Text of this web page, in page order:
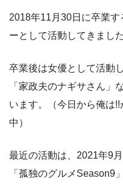
2018年11月30日に卒業
ーとして活動してきました
卒業後は女優として活動
「家政夫のナギサさん」
います。（今日から俺は
中）
最近の活動は、2021年9
「孤独のグルメSeason9